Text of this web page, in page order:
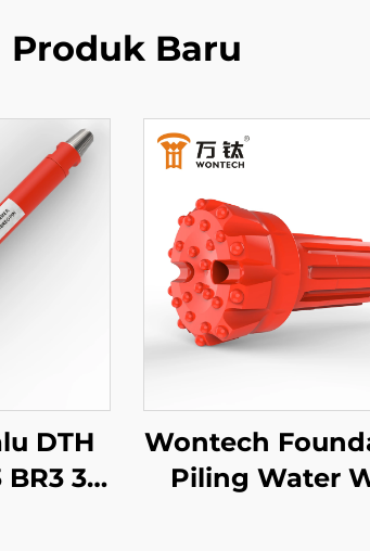
Produk Baru
DTH
BR3 3"
Wontech
Piling Water